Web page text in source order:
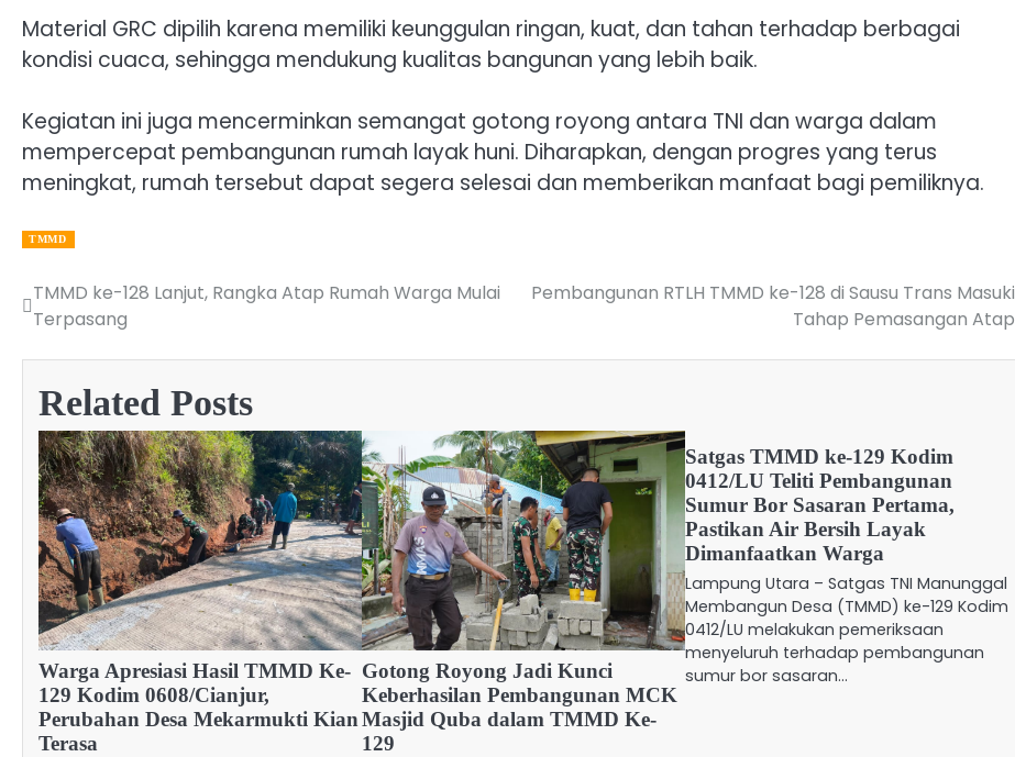
Material GRC dipilih karena memiliki keunggulan ringan, kuat, dan tahan terhadap berbagai
kondisi cuaca, sehingga mendukung kualitas bangunan yang lebih baik.
Kegiatan ini juga mencerminkan semangat gotong royong antara TNI dan warga dalam
mempercepat pembangunan rumah layak huni. Diharapkan, dengan progres yang terus
meningkat, rumah tersebut dapat segera selesai dan memberikan manfaat bagi pemiliknya.
TMMD
Post
navigation
TMMD ke-128 Lanjut, Rangka Atap Rumah Warga Mulai
Terpasang
Pembangunan RTLH TMMD ke-128 di Sausu Trans Masuki
Tahap Pemasangan Atap
Related Posts
Warga Apresiasi Hasil TMMD Ke-
129 Kodim 0608/Cianjur,
Perubahan Desa Mekarmukti Kian
Terasa
Gotong Royong Jadi Kunci
Keberhasilan Pembangunan MCK
Masjid Quba dalam TMMD Ke-
129
Satgas TMMD ke-129 Kodim
0412/LU Teliti Pembangunan
Sumur Bor Sasaran Pertama,
Pastikan Air Bersih Layak
Dimanfaatkan Warga
Lampung Utara – Satgas TNI Manunggal
Membangun Desa (TMMD) ke-129 Kodim
0412/LU melakukan pemeriksaan
menyeluruh terhadap pembangunan
sumur bor sasaran…